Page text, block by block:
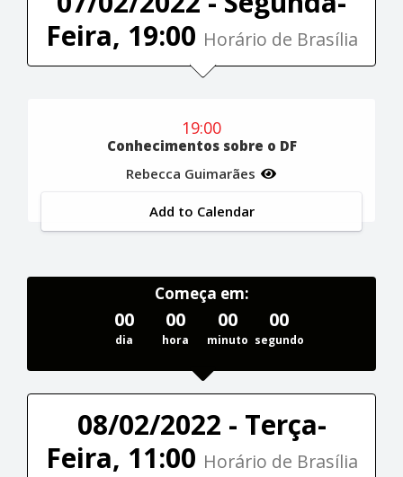
Feira, 19:00 Horário de Brasília
19:00
Conhecimentos sobre o DF
Rebecca Guimarães
Add to Calendar
Começa em:
00
dia
00
hora
00
minuto
00
segundo
08/02/2022 - Terça-
Feira, 11:00 Horário de Brasília